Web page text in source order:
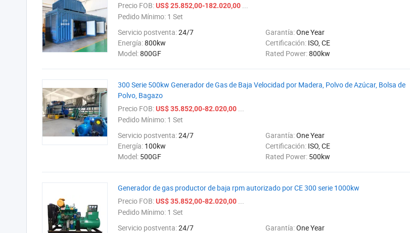
Precio FOB:US$ 25.852,00-182.020,00 ...
Pedido Mínimo: 1 Set
Servicio postventa:24/7 Garantía:One Year
Energía:800kw Certificación: ISO, CE
Model:800GF Rated Power:800kw
300 Serie 500kw Generador de Gas de Baja Velocidad por Madera, Polvo de Azúcar, Bolsa de
Polvo, Bagazo
Precio FOB:US$ 35.852,00-82.020,00 ...
Pedido Mínimo: 1 Set
Servicio postventa:24/7 Garantía:One Year
Energía: 100kw Certificación: ISO, CE
Model: 500GF Rated Power: 500kw
Generador de gas productor de baja rpm autorizado por CE 300 serie 1000kw
Precio FOB:US$ 35.852,00-82.020,00 ...
Pedido Mínimo: 1 Set
Servicio postventa:24/7 Garantía:One Year